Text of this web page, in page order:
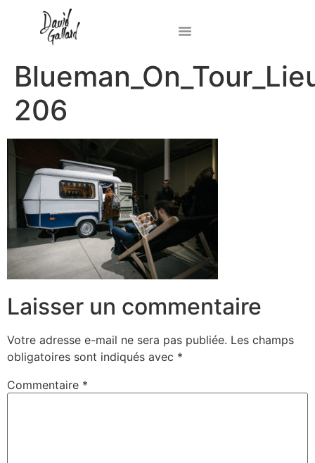
206
Laisser un commentaire
Votre adresse e-mail ne sera pas publiée. Les champs
obligatoires sont indiqués avec *
Commentaire *